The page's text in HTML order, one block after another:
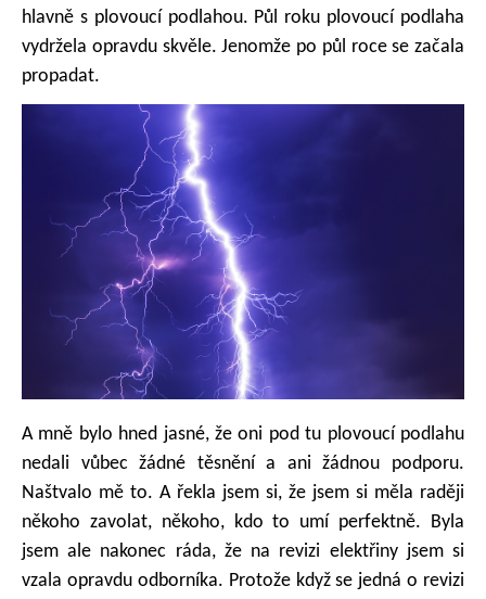
hlavně s plovoucí podlahou. Půl roku plovoucí podlaha
vydržela opravdu skvěle. Jenomže po půl roce se začala
propadat.
A mně bylo hned jasné, že oni pod tu plovoucí podlahu
nedali vůbec žádné těsnění a ani žádnou podporu.
Naštvalo mě to. A řekla jsem si, že jsem si měla raději
někoho zavolat, někoho, kdo to umí perfektně. Byla
jsem ale nakonec ráda, že na revizi elektřiny jsem si
vzala opravdu odborníka. Protože když se jedná o revizi